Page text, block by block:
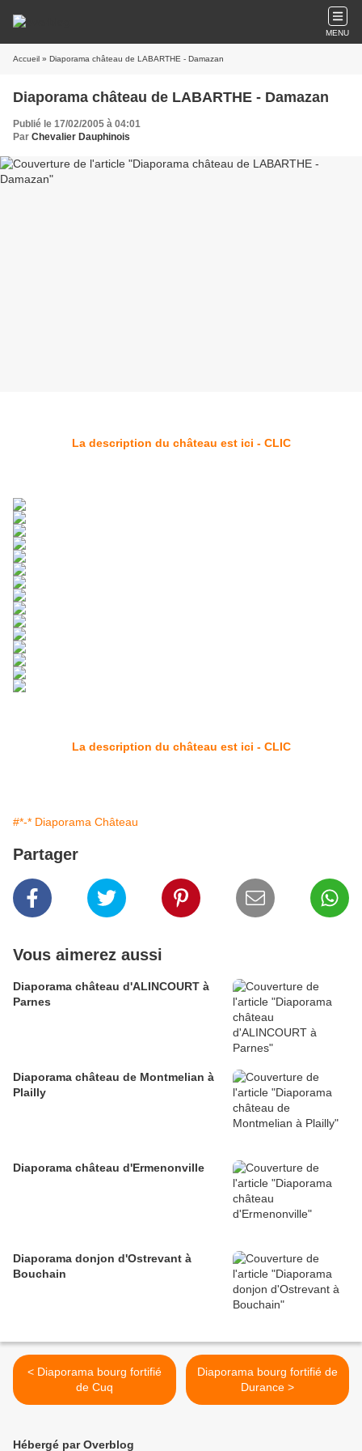
MENU
Accueil » Diaporama château de LABARTHE - Damazan
Diaporama château de LABARTHE - Damazan
Publié le 17/02/2005 à 04:01
Par Chevalier Dauphinois
La description du château est ici - CLIC
La description du château est ici - CLIC
#*-* Diaporama Château
Partager
Vous aimerez aussi
Diaporama château d'ALINCOURT à
Parnes
Diaporama château de Montmelian à
Plailly
Diaporama château d'Ermenonville
Diaporama donjon d'Ostrevant à
Bouchain
< Diaporama bourg fortifié
de Cuq
Diaporama bourg fortifié de
Durance >
Hébergé par Overblog